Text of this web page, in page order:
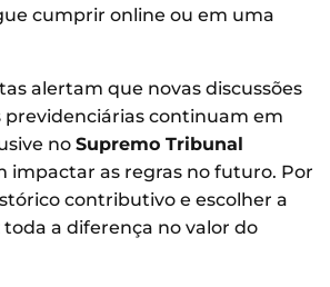
cumprir online ou em uma
alertam que novas discussões
previdenciárias continuam em
no Supremo Tribunal
impactar as regras no futuro. Por
contributivo e escolher a
a diferença no valor do